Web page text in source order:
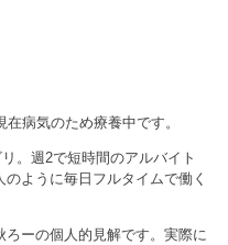
病気のため療養中です。
。週2で短時間のアルバイト
ように毎日フルタイムで働く
ろーの個人的見解です。実際に